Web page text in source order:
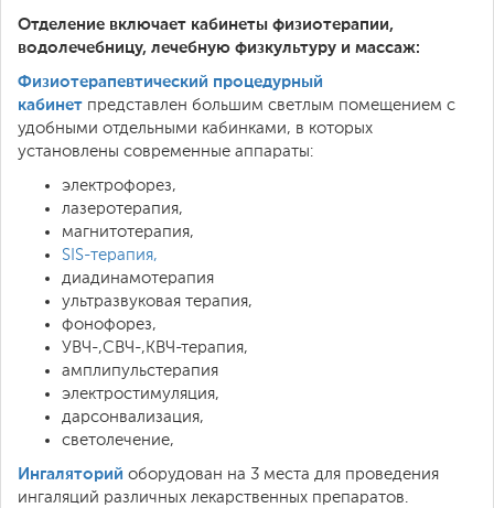
Отделение включает кабинеты физиотерапии,
водолечебницу, лечебную физкультуру и массаж:
Физиотерапевтический процедурный
кабинет представлен большим светлым помещением с
удобными отдельными кабинками, в которых
установлены современные аппараты:
электрофорез,
лазеротерапия,
магнитотерапия,
SIS-терапия,
диадинамотерапия
ультразвуковая терапия,
фонофорез,
УВЧ-,СВЧ-,КВЧ-терапия,
амплипульстерапия
электростимуляция,
дарсонвализация,
светолечение,
Ингаляторий оборудован на 3 места для проведения
ингаляций различных лекарственных препаратов.